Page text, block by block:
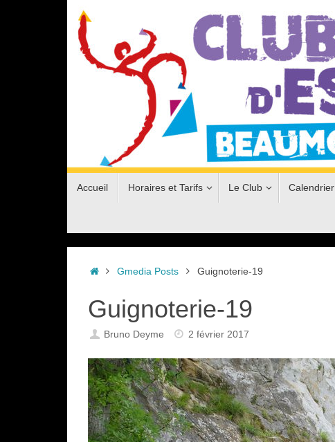
au
Accueil Horaires et Tarifs Le Club Calendrier
Accueil
Gmedia Posts Guignoterie-19
Guignoterie-19
Bruno Deyme 2 février 2017